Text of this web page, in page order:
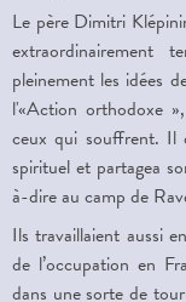
Le père Dimitri
extraordinairement
pleinement les idées
l'«Action orthodoxe
ceux qui souffrent. Il
spirituel et partagea
à-dire au camp de
Ils travaillaient aussi
de l’occupation en
dans une sorte de